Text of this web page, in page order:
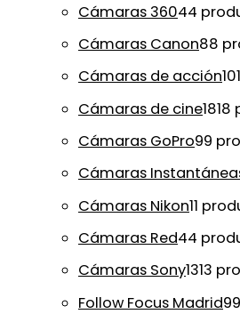
Cámaras 36044
Cámaras Canon88
Cámaras de acción10
Cámaras de cine1818
Cámaras GoPro99
Cámaras
Cámaras Nikon11
Cámaras Red44
Cámaras Sony1313
Follow Focus Madrid9